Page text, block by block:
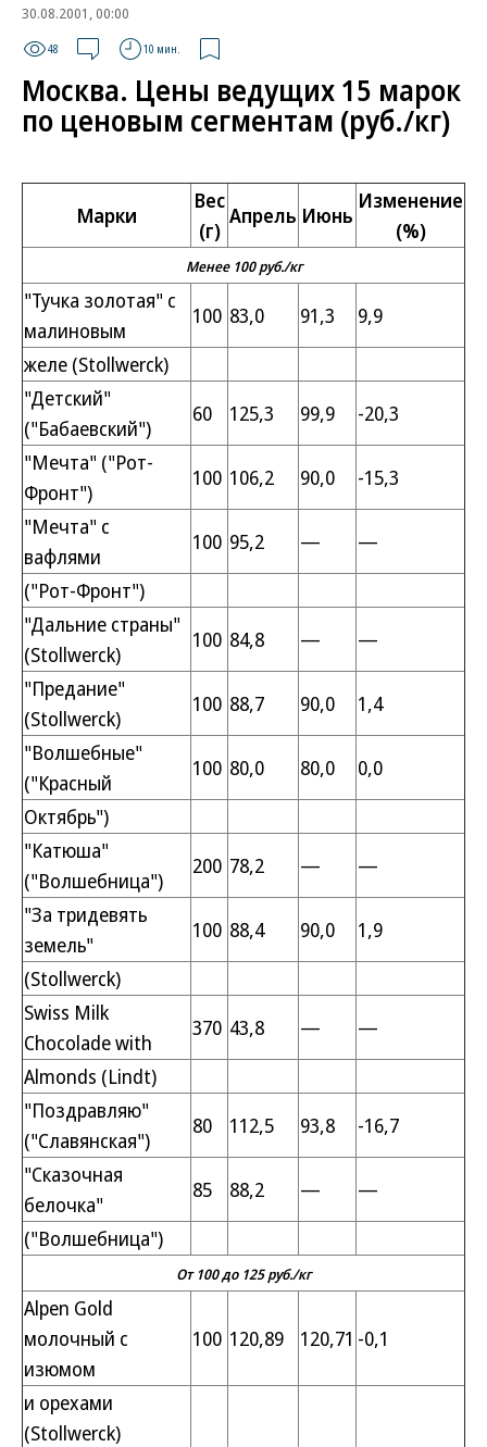
30.08.2001, 00:00
48 10 мин.
Москва. Цены ведущих 15 марок
по ценовым сегментам (руб./кг)
Марки
Вес
(г)
Апрель Июнь
Изменение
(%)
Менее 100 руб./кг
"Тучка золотая" с
малиновым
100 83,0 91,3
9,9
желе (Stollwerck)
"Детский"
("Бабаевский")
60 125,3 99,9
-20,3
"Мечта" ("Рот-
Фронт")
100 106,2 90,0
-15,3
"Мечта" с
вафлями
100 95,2 —
—
("Рот-Фронт")
"Дальние страны"
(Stollwerck)
100 84,8 —
—
"Предание"
(Stollwerck)
100 88,7 90,0
1,4
"Волшебные"
("Красный
100 80,0 80,0
0,0
Октябрь")
"Катюша"
("Волшебница")
200 78,2 —
—
"За тридевять
земель"
100 88,4 90,0
1,9
(Stollwerck)
Swiss Milk
Chocolade with
370 43,8 —
—
Almonds (Lindt)
"Поздравляю"
("Славянская")
80 112,5 93,8
-16,7
"Сказочная
белочка"
85 88,2 —
—
("Волшебница")
От 100 до 125 руб./кг
Alpen Gold
молочный с
изюмом
100 120,89 120,71 -0,1
и орехами
(Stollwerck)